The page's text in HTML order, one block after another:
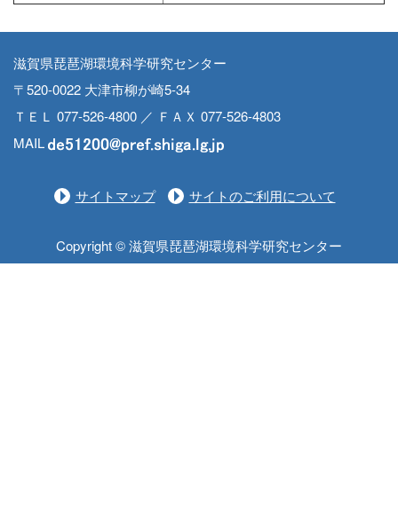
滋賀県琵琶湖環境科学研究センター
〒520-0022 大津市柳が崎5-34
ＴＥＬ 077-526-4800 ／ ＦＡＸ 077-526-4803
MAIL
サイトマップ サイトのご利用について
Copyright © 滋賀県琵琶湖環境科学研究センター